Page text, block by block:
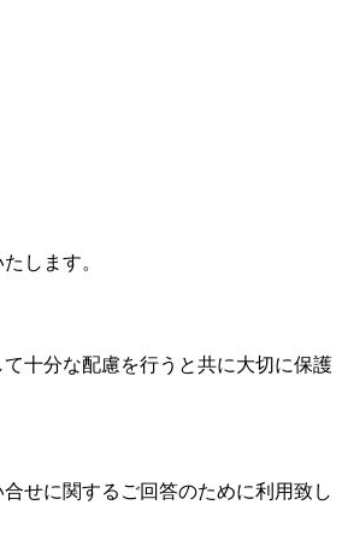
します。
十分な配慮を行うと共に大切に保護
せに関するご回答のために利用致し